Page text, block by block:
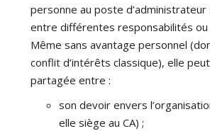
personne au poste
entre différentes responsabilités ou
Même sans avantage personnel
conflit d’intérêts classique), elle
partagée entre :
son devoir envers
elle siège au CA) ;